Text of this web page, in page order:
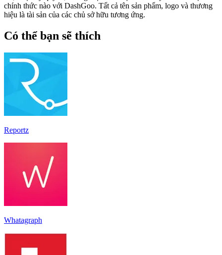
chính thức nào với DashGoo. Tất cả tên sản phẩm, logo và thương
hiệu là tài sản của các chủ sở hữu tương ứng.
Có thể bạn sẽ thích
Reportz
Whatagraph